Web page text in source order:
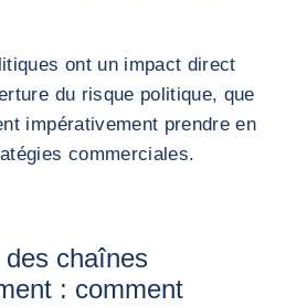
ont un impact direct
du risque politique, que
impérativement prendre en
commerciales.
chaînes
: comment